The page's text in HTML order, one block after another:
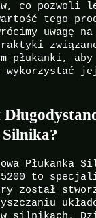
co pozwoli
tego
uwagę na
płukanki, aby
wykorzystać
Płukanka
5200 to
został
w silnikach.